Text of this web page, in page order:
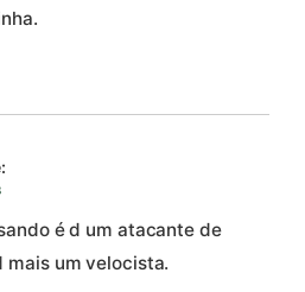
é d um atacante de
mais um velocista.